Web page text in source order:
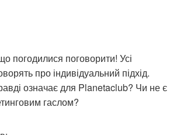
погодилися поговорити! Усі
про індивідуальний підхід.
означає для Planetaclub? Чи не є
гаслом?